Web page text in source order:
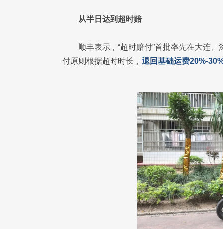
从半日达到超时赔
顺丰表示，“超时赔付”首批率先在大连
付原则根据超时时长， 退回基础运费20%-